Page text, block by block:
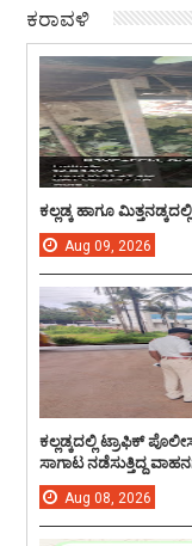
ಕರಾವಳಿ
ಕಲ್ಲಡ್ಕ ಹಾಗೂ
Aug 09, 2026
ಕಲ್ಲಡ್ಕದಲ್ಲಿ ಟ್ರಾಫಿಕ್
ಸಾಗಾಟ ನಡೆಸುತ್ತಿದ್ದ
Aug 08, 2026